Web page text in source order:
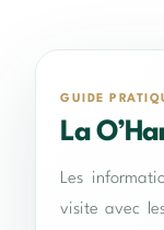
GUIDE
La
Les
visite avec